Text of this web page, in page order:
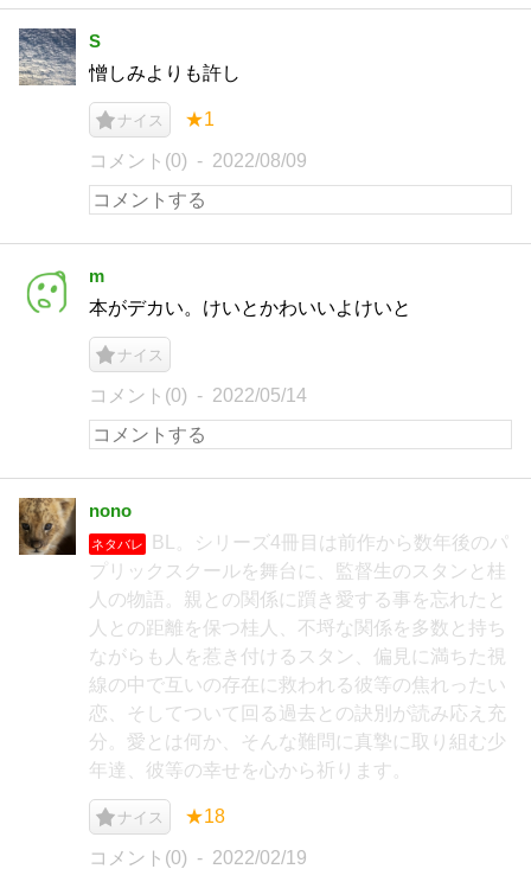
S
憎しみよりも許し
ナイス ★1
コメント(0) 2022/08/09
m
本がデカい。けいとかわいいよけいと
ナイス
コメント(0) 2022/05/14
nono
ネタバレ
BL。シリーズ4冊目は前作から数年後のパ
プリックスクールを舞台に、監督生のスタンと桂
人の物語。親との関係に躓き愛する事を忘れたと
人との距離を保つ桂人、不埒な関係を多数と持ち
ながらも人を惹き付けるスタン、偏見に満ちた視
線の中で互いの存在に救われる彼等の焦れったい
恋、そしてついて回る過去との訣別が読み応え充
分。愛とは何か、そんな難問に真摯に取り組む少
年達、彼等の幸せを心から祈ります。
ナイス ★18
コメント(0) 2022/02/19